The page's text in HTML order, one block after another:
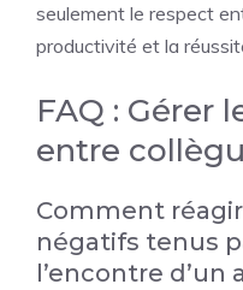
seulement le respect
productivité et la
FAQ : Gérer
entre
Comment
négatifs tenus
l’encontre d’un